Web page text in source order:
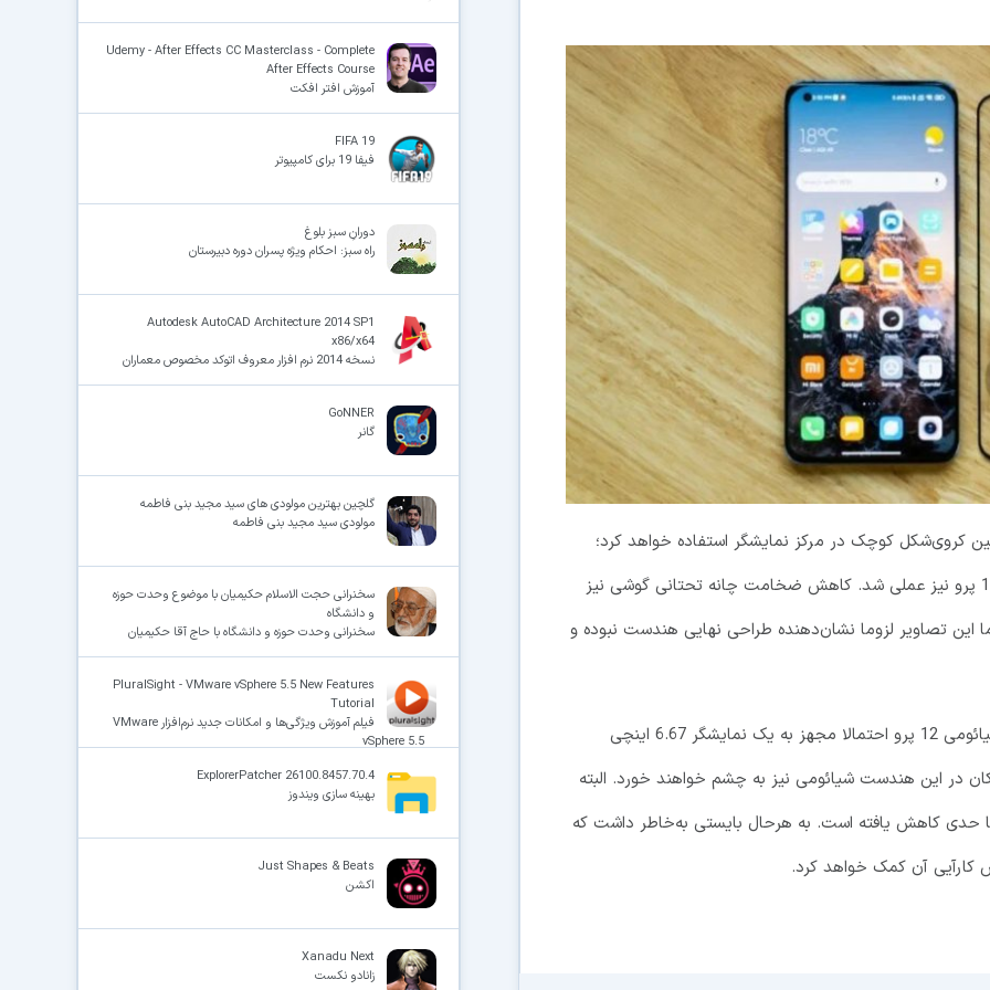
کروی‌شکل کوچک در مرکز نمایشگر استفاده خواهد کرد؛
سناریویی که پیش‌تر در خصوص اسمارت‌فون شیائومی 11T پرو نیز عملی شد. کاهش ضخامت چانه تحتانی گوشی نیز
این تصاویر لزوما نشان‌دهنده طراحی نهایی هندست نبوده و
تصویر این محافظ نمایشگر فرضی نشان می‌دهد که شیائومی 12 پرو احتمالا مجهز به یک نمایشگر 6.67 اینچی
در این هندست شیائومی نیز به چشم خواهند خورد. البته
تا حدی کاهش یافته است. به هرحال بایستی به‌خاطر داشت که
کارآیی آن کمک خواهد کرد.
Udemy - After Effects CC Masterclass - Complete
After Effects Course
آموزش افتر افکت
FIFA 19
فیفا 19 برای کامپیوتر
دورانِ سبز بلوغ
راه سبز: احکام ویژه پسران دوره دبیرستان
Autodesk AutoCAD Architecture 2014 SP1
x86/x64
نسخه 2014 نرم افزار معروف اتوکد مخصوص معماران
GoNNER
گانر
گلچین بهترین مولودی های سید مجید بنی فاطمه
مولودی سید مجید بنی فاطمه
سخنرانی حجت الاسلام حکیمیان با موضوع وحدت حوزه
و دانشگاه
سخنرانی وحدت حوزه و دانشگاه با حاج آقا حکیمیان
PluralSight - VMware vSphere 5.5 New Features
Tutorial
فیلم‌ آموزش ویژگی‌ها و امکانات جدید نرم‌افزار VMware
vSphere 5.5
ExplorerPatcher 26100.8457.70.4
بهینه سازی ویندوز
Just Shapes & Beats
اکشن
Xanadu Next
زانادو نکست